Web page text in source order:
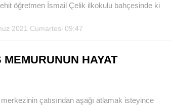
öğretmen İsmail Çelik ilkokulu bahçesinde ki
2021 Cumartesi 09:47
MEMURUNUN HAYAT
çatısından aşağı atlamak isteyince